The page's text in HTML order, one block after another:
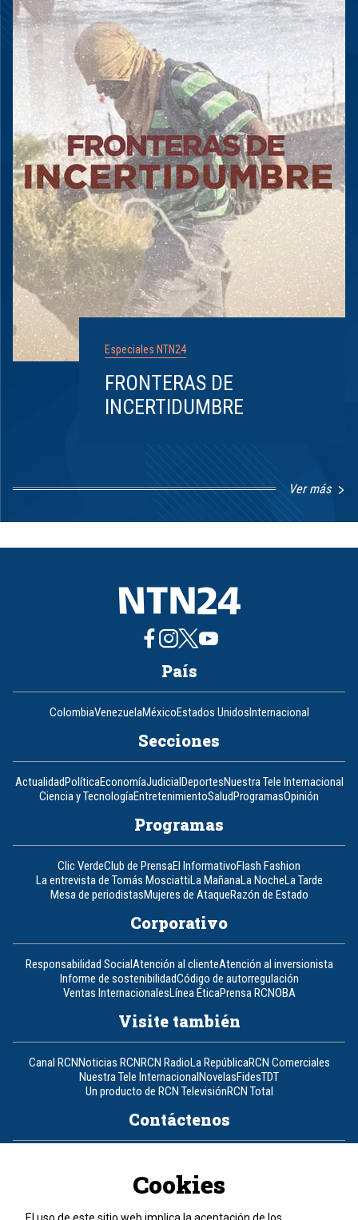
Especiales NTN24
FRONTERAS DE
INCERTIDUMBRE
Ver más
8
País
ColombiaVenezuelaMéxicoEstados UnidosInternacional
Secciones
ActualidadPolíticaEconomíaJudicialDeportesNuestra Tele Internacional
Ciencia y TecnologíaEntretenimientoSaludProgramasOpinión
Programas
Clic VerdeClub de PrensaEl InformativoFlash Fashion
La entrevista de Tomás MosciattiLa MañanaLa NocheLa Tarde
Mesa de periodistasMujeres de AtaqueRazón de Estado
Corporativo
Responsabilidad SocialAtención al clienteAtención al inversionista
Informe de sostenibilidadCódigo de autorregulación
Ventas InternacionalesLínea ÉticaPrensa RCNOBA
Visite también
Canal RCNNoticias RCNRCN RadioLa RepúblicaRCN Comerciales
Nuestra Tele InternacionalNovelasFidesTDT
Un producto de RCN TelevisiónRCN Total
Contáctenos
Política de cookies
Cookies